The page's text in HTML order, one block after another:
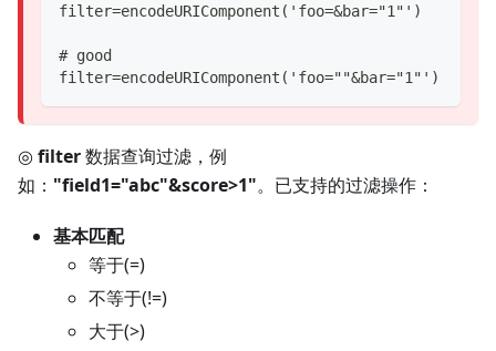
filter=encodeURIComponent('foo=&bar="1"')
# good
filter=encodeURIComponent('foo=""&bar="1"')
◎ filter数据查询过滤，例
如： "field1="abc"&score>1"。已支持的过滤操作：
基本匹配
等于(=)
不等于(!=)
大于(>)